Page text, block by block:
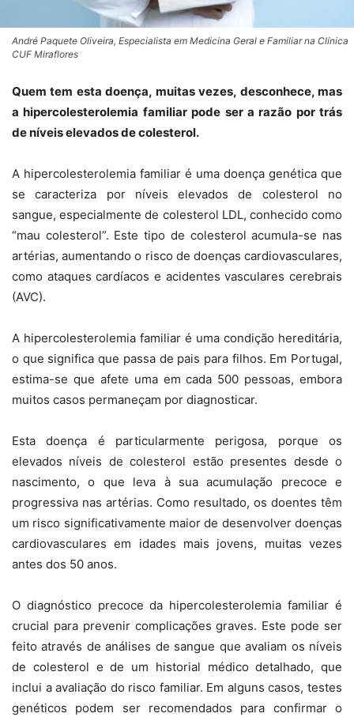
André Paquete Oliveira, Especialista em Medicina Geral e Familiar na Clínica
CUF Miraflores
Quem tem esta doença, muitas vezes, desconhece, mas
a hipercolesterolemia familiar pode ser a razão por trás
de níveis elevados de colesterol.
A hipercolesterolemia familiar é uma doença genética que
se caracteriza por níveis elevados de colesterol no
sangue, especialmente de colesterol LDL, conhecido como
“mau colesterol”. Este tipo de colesterol acumula-se nas
artérias, aumentando o risco de doenças cardiovasculares,
como ataques cardíacos e acidentes vasculares cerebrais
(AVC).
A hipercolesterolemia familiar é uma condição hereditária,
o que significa que passa de pais para filhos. Em Portugal,
estima-se que afete uma em cada 500 pessoas, embora
muitos casos permaneçam por diagnosticar.
Esta doença é particularmente perigosa, porque os
elevados níveis de colesterol estão presentes desde o
nascimento, o que leva à sua acumulação precoce e
progressiva nas artérias. Como resultado, os doentes têm
um risco significativamente maior de desenvolver doenças
cardiovasculares em idades mais jovens, muitas vezes
antes dos 50 anos.
O diagnóstico precoce da hipercolesterolemia familiar é
crucial para prevenir complicações graves. Este pode ser
feito através de análises de sangue que avaliam os níveis
de colesterol e de um historial médico detalhado, que
inclui a avaliação do risco familiar. Em alguns casos, testes
genéticos podem ser recomendados para confirmar o